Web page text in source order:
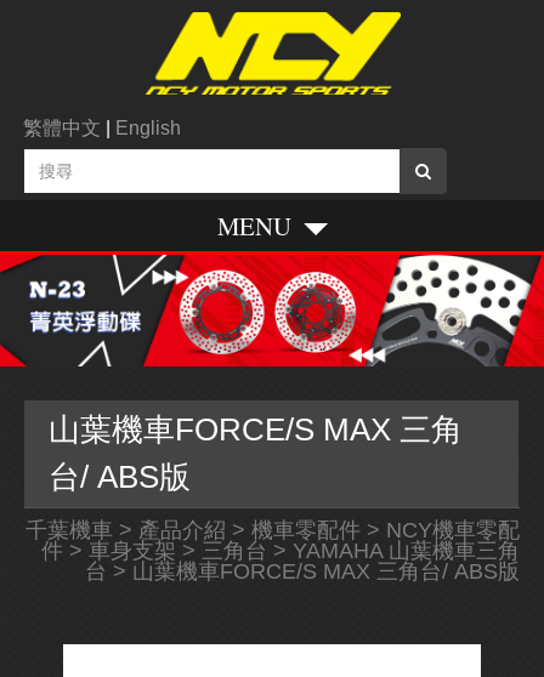
繁體中文 English
MENU
山葉機車FORCE/S MAX 三角
台/ ABS版
千葉機車 > 產品介紹 > 機車零配件 > NCY機車零配
件 > 車身支架 > 三角台 > YAMAHA 山葉機車三角
台 > 山葉機車FORCE/S MAX 三角台/ ABS版